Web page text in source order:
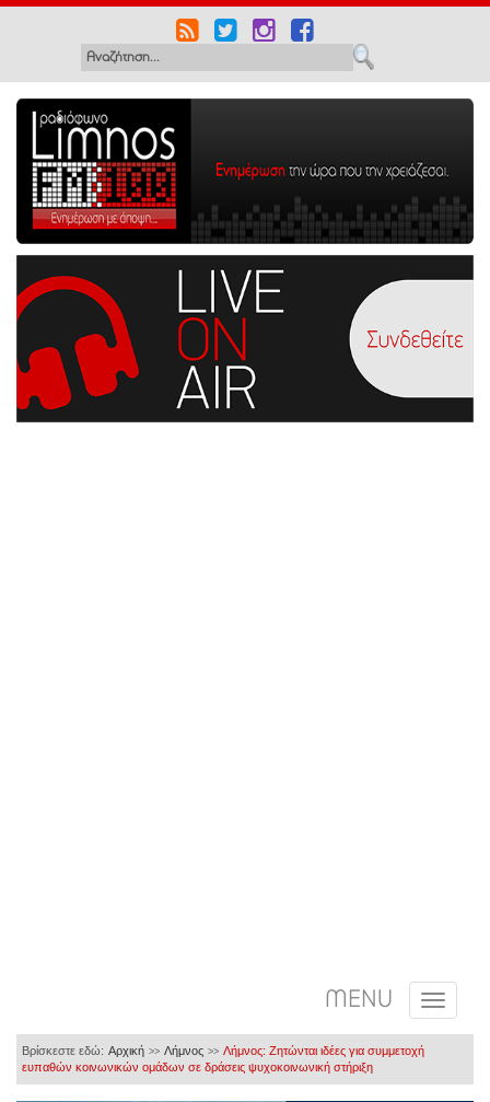
MENU
Βρίσκεστε εδώ: Αρχική >> Λήμνος >> Λήμνος: Ζητώνται ιδέες για συμμετοχή
ευπαθών κοινωνικών ομάδων σε δράσεις ψυχοκοινωνική στήριξη